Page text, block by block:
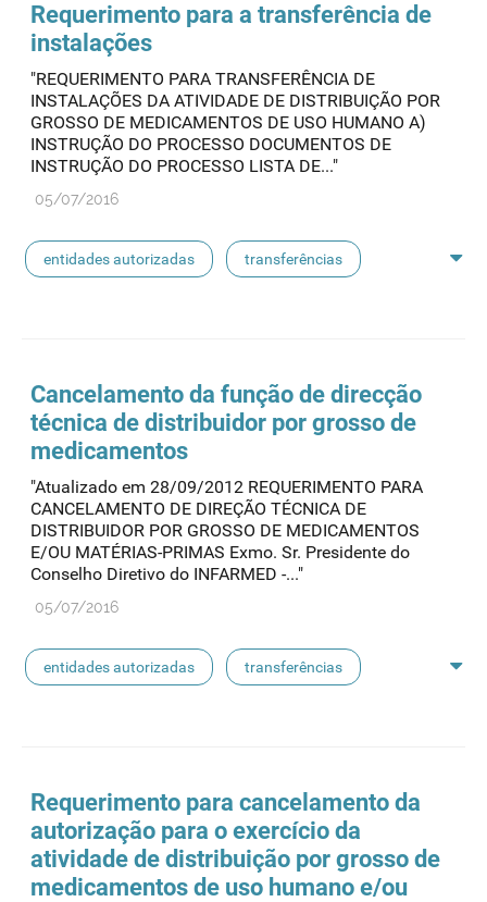
Requerimento para a transferência de
instalações
"REQUERIMENTO PARA TRANSFERÊNCIA DE
INSTALAÇÕES DA ATIVIDADE DE DISTRIBUIÇÃO POR
GROSSO DE MEDICAMENTOS DE USO HUMANO A)
INSTRUÇÃO DO PROCESSO DOCUMENTOS DE
INSTRUÇÃO DO PROCESSO LISTA DE..."
05/07/2016
entidades autorizadas transferências
Cancelamento da função de direcção
técnica de distribuidor por grosso de
medicamentos
"Atualizado em 28/09/2012 REQUERIMENTO PARA
CANCELAMENTO DE DIREÇÃO TÉCNICA DE
DISTRIBUIDOR POR GROSSO DE MEDICAMENTOS
E/OU MATÉRIAS-PRIMAS Exmo. Sr. Presidente do
Conselho Diretivo do INFARMED -..."
05/07/2016
entidades autorizadas transferências
Requerimento para cancelamento da
autorização para o exercício da
atividade de distribuição por grosso de
medicamentos de uso humano e/ou